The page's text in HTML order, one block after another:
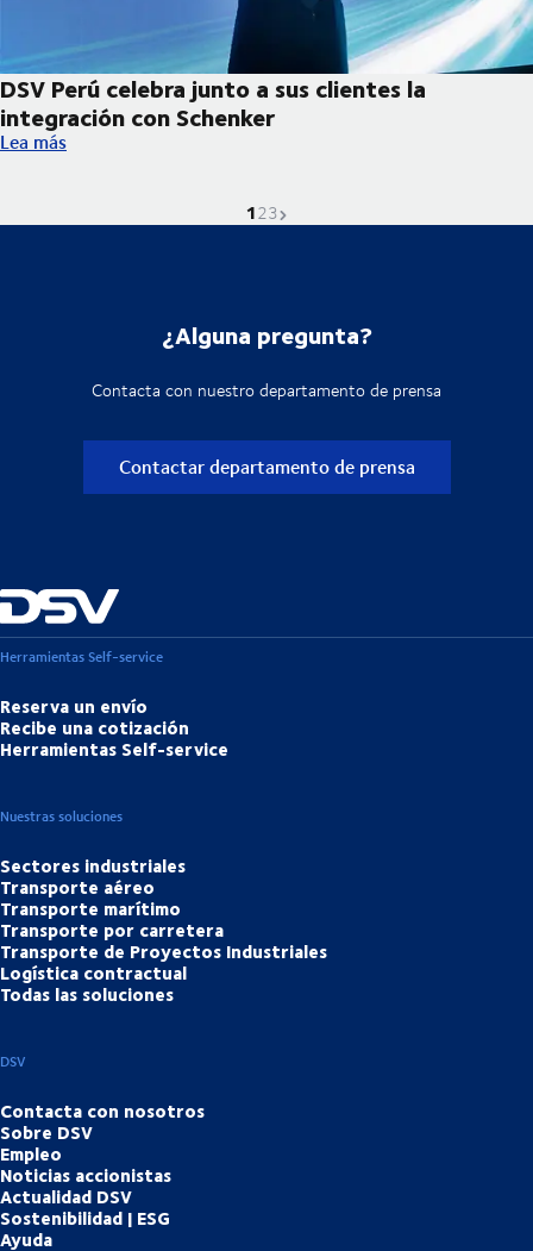
DSV Perú celebra junto a sus clientes la
integración con Schenker
DSV Perú celebra junto a sus clientes la integración con
Lea más
La página actual es
1Ve a la página
2Ve a la página
3Próxima página
¿Alguna pregunta?
Contacta con nuestro departamento de prensa
Contactar departamento de prensa
Herramientas Self-service
Reserva un envío
Recibe una cotización
Herramientas Self-service
Nuestras soluciones
Sectores industriales
Transporte aéreo
Transporte marítimo
Transporte por carretera
Transporte de Proyectos Industriales
Logística contractual
Todas las soluciones
DSV
Contacta con nosotros
Sobre DSV
Empleo
Noticias accionistas
Actualidad DSV
Sostenibilidad | ESG
Ayuda